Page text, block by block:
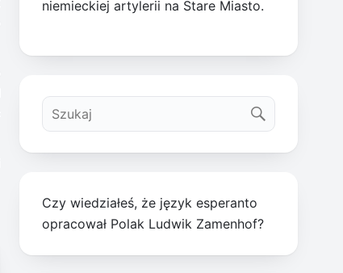
niemieckiej artylerii na Stare Miasto.
Czy wiedziałeś, że język esperanto
opracował Polak Ludwik Zamenhof?